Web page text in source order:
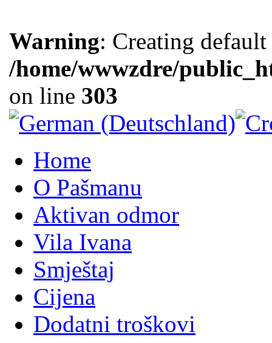
Warning: Creating
/home/wwwzdre/
on line 303
Home
O Pašmanu
Aktivan odmor
Vila Ivana
Smještaj
Cijena
Dodatni troškovi